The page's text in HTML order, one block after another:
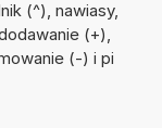
(^), nawiasy,
(+),
(-) i pi